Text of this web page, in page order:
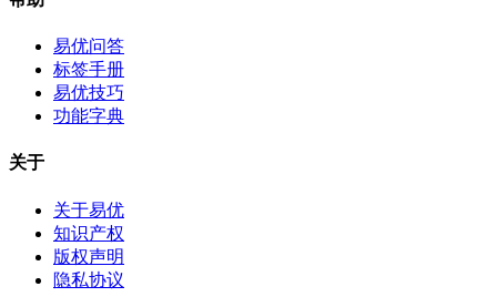
易优问答
标签手册
易优技巧
功能字典
关于
关于易优
知识产权
版权声明
隐私协议